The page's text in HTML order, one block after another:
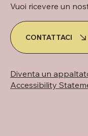
Vuoi ricevere un
CONTATTACI
Diventa un
Accessibility